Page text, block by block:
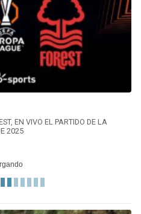
EN VIVO EL PARTIDO DE LA
2025